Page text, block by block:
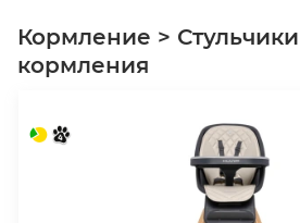
Кормление >
кормления